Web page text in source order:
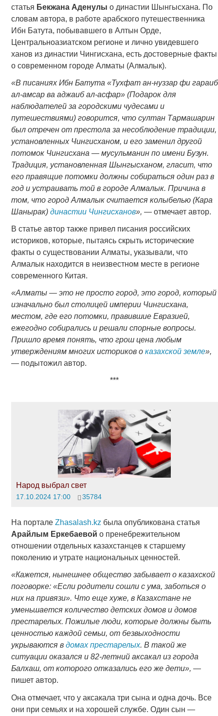
статья Бекжана Аденулы о династии Шынгысхана. По
словам автора, в работе арабского путешественника
Ибн Батута, побывавшего в Алтын Орде,
Центральноазиатском регионе и лично увидевшего
ханов из династии Чингисхана, есть достоверные факты
о современном городе Алматы (Алмалык).
«В писаниях Ибн Батута «Тухфат ан-нуззар фи гараиб
ал-амсар ва аджаиб ал-асфар» (Подарок для
наблюдателей за городскими чудесами и
путешествиями) говорится, что султан Тармашарин
был отречен от престола за несоблюдение традиции,
установленных Чингисханом, и его заменил другой
потомок Чингисхана ― мусульманин по имени Бузун.
Традиция, установленная Шынгысханом, гласит, что
его правящие потомки должны собираться один раз в
год и устраивать той в городе Алмалык. Причина в
том, что город Алмалык считается колыбелью (Кара
Шанырак) династии Чингисханов», ― отмечает автор.
В статье автор также привел писания российских
историков, которые, пытаясь скрыть исторические
факты о существовании Алматы, указывали, что
Алмалык находится в неизвестном месте в регионе
современного Китая.
«Алматы ― это не просто город, это город, который
изначально был столицей империи Чингисхана,
местом, где его потомки, правившие Евразией,
ежегодно собирались и решали спорные вопросы.
Пришло время понять, что грош цена любым
утверждениям многих историков о казахской земле»,
― подытожил автор.
***
Народ выбрал свет
17.10.2024 17:00 35784
На портале Zhasalash.kz была опубликована статья
Арайлым Еркебаевой о пренебрежительном
отношении отдельных казахстанцев к старшему
поколению и утрате национальных ценностей.
«Кажется, нынешнее общество забывает о казахской
поговорке: «Если родители сошли с ума, заботься о
них на привязи». Что еще хуже, в Казахстане не
уменьшается количество детских домов и домов
престарелых. Пожилые люди, которые должны быть
ценностью каждой семьи, от безвыходности
укрываются в домах престарелых. В такой же
ситуации оказался и 82-летний аксакал из города
Балхаш, от которого отказались его же дети», ―
пишет автор.
Она отмечает, что у аксакала три сына и одна дочь. Все
они при семьях и на хорошей службе. Один сын ―